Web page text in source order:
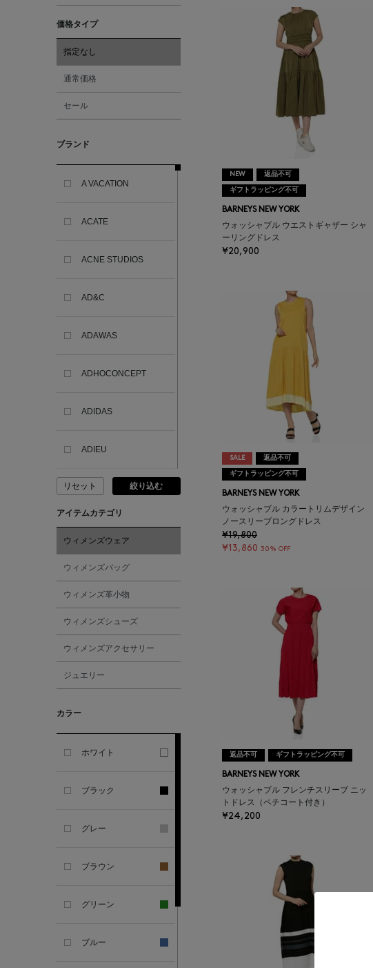
価格タイプ
指定なし
通常価格
セール
ブランド
A VACATION
ACATE
ACNE STUDIOS
AD&C
ADAWAS
ADHOCONCEPT
ADIDAS
ADIEU
ADLIN HUE
ADVISORY BOARD
CRYSTALS
AKIKO OGAWA.
ALBERT THURSTON
リセット 絞り込む
アイテムカテゴリ
ウィメンズウェア
ウィメンズバッグ
ウィメンズ革小物
ウィメンズシューズ
ウィメンズアクセサリー
ジュエリー
カラー
ホワイト
ブラック
グレー
ブラウン
グリーン
ブルー
NEW 返品不可
ギフトラッピング不可
BARNEYS NEW YORK
ウォッシャブル ウエストギャザー シャ
ーリングドレス
¥20,900
SALE 返品不可
ギフトラッピング不可
BARNEYS NEW YORK
ウォッシャブル カラートリムデザイン
ノースリーブロングドレス
¥19,800
¥13,860 30% OFF
返品不可 ギフトラッピング不可
BARNEYS NEW YORK
ウォッシャブル フレンチスリーブ ニッ
トドレス（ペチコート付き）
¥24,200